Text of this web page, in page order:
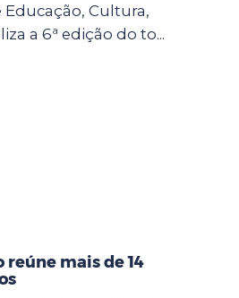
Educação, Cultura,
a 6ª edição do to...
mais de 14